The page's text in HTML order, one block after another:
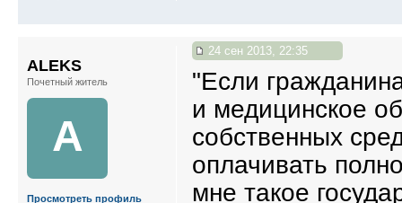
24 сен 2013, 22:35
"Если
и медицинское
собственных
оплачивать
мне такое
ALEKS
Почетный житель
A
Просмотреть профиль